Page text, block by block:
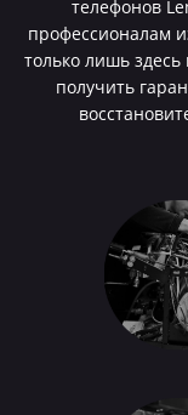
телефонов
профессионалам
только лишь
получить